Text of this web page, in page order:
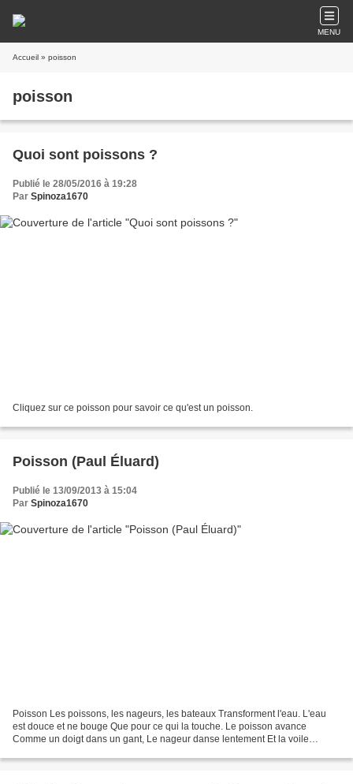
MENU
Accueil » poisson
poisson
Quoi sont poissons ?
Publié le 28/05/2016 à 19:28
Par Spinoza1670
Cliquez sur ce poisson pour savoir ce qu'est un poisson.
Poisson (Paul Éluard)
Publié le 13/09/2013 à 15:04
Par Spinoza1670
Poisson Les poissons, les nageurs, les bateaux Transforment l'eau. L'eau
est douce et ne bouge Que pour ce qui la touche. Le poisson avance
Comme un doigt dans un gant, Le nageur danse lentement Et la voile